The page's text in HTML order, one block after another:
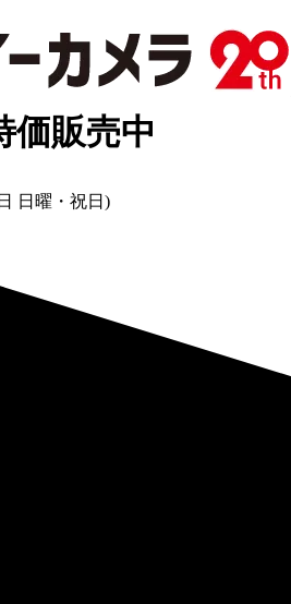
価販売中
日曜・祝日)